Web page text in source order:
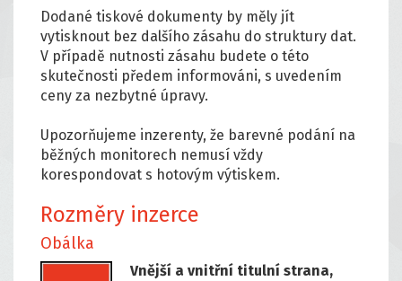
Dodané tiskové dokumenty by měly jít
vytisknout bez dalšího zásahu do struktury dat.
V případě nutnosti zásahu budete o této
skutečnosti předem informováni, s uvedením
ceny za nezbytné úpravy.
Upozorňujeme inzerenty, že barevné podání na
běžných monitorech nemusí vždy
korespondovat s hotovým výtiskem.
Rozměry inzerce
Obálka
Vnější a vnitřní titulní strana,